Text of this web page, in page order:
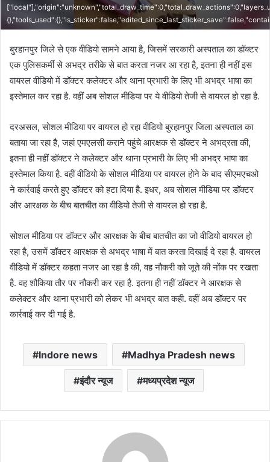
बुरहानपुर जिले से एक वीडियो सामने आया है, जिसमें सरकारी अस्पताल का डॉक्टर
एक पुलिसकर्मी से अभद्र तरीके से बात करता नजर आ रहा है, इतना ही नहीं इस
वायरल वीडियो में डॉक्टर कलेक्टर और थाना प्रभारी के लिए भी अभद्र भाषा का
इस्तेमाल कर रहा है. वहीं अब सोशल मीडिया पर ये वीडियो तेजी से वायरल हो रहा है.
दरअसल, सोशल मीडिया पर वायरल हो रहा वीडियो बुरहानपुर जिला अस्पताल का
बताया जा रहा है, जहां एमएलसी कराने पहुंचे आरक्षक से डॉक्टर ने अभद्रता की,
इतना ही नहीं डॉक्टर ने कलेक्टर और थाना प्रभारी के लिए भी अभद्र भाषा का
इस्तेमाल किया है. वहीं वीडियो के सोशल मीडिया पर वायरल होने के बाद सीएमएचओ
ने कार्रवाई करते हुए डॉक्टर को हटा दिया है. इधर, अब सोशल मीडिया पर डॉक्टर
और आरक्षक के बीच बातचीत का वीडियो तेजी से वायरल हो रहा है.
सोशल मीडिया पर डॉक्टर और आरक्षक के बीच बातचीत का जो वीडियो वायरल हो
रहा है, उसमें डॉक्टर आरक्षक से अभद्र भाषा में बात करता दिखाई दे रहा है. वायरल
वीडियो में डॉक्टर कहता नजर आ रहा है की, वह नौकरी को जूते की नोंक पर रखता
है. वह शौकिया तौर पर नौकरी कर रहा है. इतना ही नहीं डॉक्टर ने आरक्षक से
कलेक्टर और थाना प्रभारी को लेकर भी अभद्र बात कही. वहीं अब डॉक्टर पर
कार्रवाई कर दी गई है.
Indore news Madhya Pradesh news
इंदौर न्यूज मध्यप्रदेश न्यूज